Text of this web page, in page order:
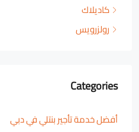
كاديلاك
رولزرويس
Categories
أفضل خدمة تأجير بنتلي في دبي